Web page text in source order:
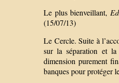
Le plus bienveillant,
(15/07/13)
Le Cercle. Suite à
sur la séparation et
dimension purement
banques pour protéger